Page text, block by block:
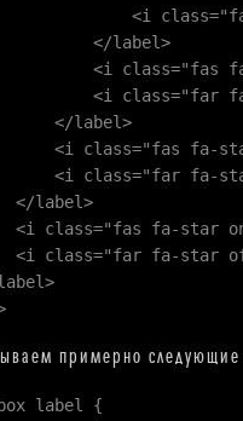
fa-
fa-
fa-
fa-star
fa-star
fa-star
fa-star
примерно следующие
label {